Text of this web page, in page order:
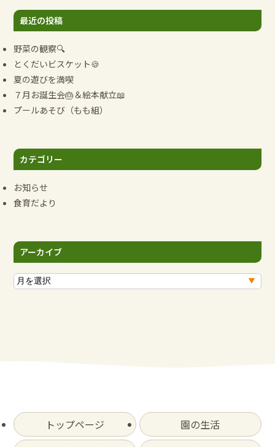
ー
シ
ン
最近の投稿
野菜の観察🔍
とくだいビスケット🍪
夏の遊びを満喫
７月お誕生会🎂＆絵本献立📖
プールあそび（もも組）
カテゴリー
お知らせ
食育だより
アーカイブ
ア
トップページ
園の生活